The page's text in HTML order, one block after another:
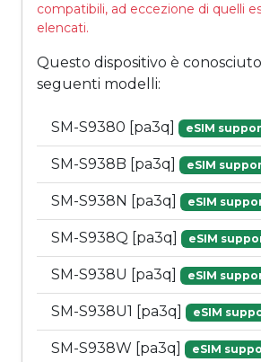
compatibili, ad eccezione di quelli
elencati.
Questo dispositivo è
seguenti modelli:
SM-S9380 [pa3q] eSIM
SM-S938B [pa3q] eSIM
SM-S938N [pa3q] eSIM
SM-S938Q [pa3q] eSIM
SM-S938U [pa3q] eSIM
SM-S938U1 [pa3q] eSIM
SM-S938W [pa3q] eSIM